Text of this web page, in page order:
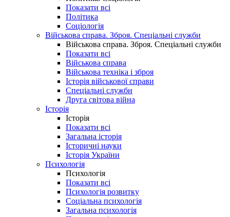
Показати всі
Політика
Соціологія
Військова справа. Зброя. Спеціальні служби
Військова справа. Зброя. Спеціальні служби
Показати всі
Військова справа
Військова техніка і зброя
Історія військової справи
Спеціальні служби
Друга світова війна
Історія
Історія
Показати всі
Загальна історія
Історичні науки
Історія України
Психологія
Психологія
Показати всі
Психологія розвитку
Соціальна психологія
Загальна психологія